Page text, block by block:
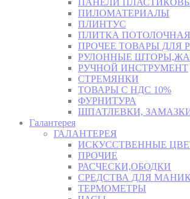
ПАНЕЛИ
ПИЛОМАТЕРИАЛЫ
ПЛИНТУС
ПЛИТКА ПОТОЛОЧНАЯ
ПРОЧЕЕ ТОВАРЫ ДЛЯ
РУЛОННЫЕ
РУЧНОЙ ИНСТРУМЕНТ
СТРЕМЯНКИ
ТОВАРЫ С НДС 10%
ФУРНИТУРА
ШПАТЛЕВКИ,
Галантерея
ГАЛАНТЕРЕЯ
ИСКУССТВЕННЫЕ
ПРОЧИЕ
РАСЧЕСКИ,ОБОДКИ
СРЕДСТВА ДЛЯ
ТЕРМОМЕТРЫ